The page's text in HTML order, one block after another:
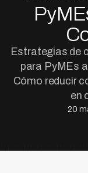
Estrategias de
para PyMEs
Cómo reducir
en
20